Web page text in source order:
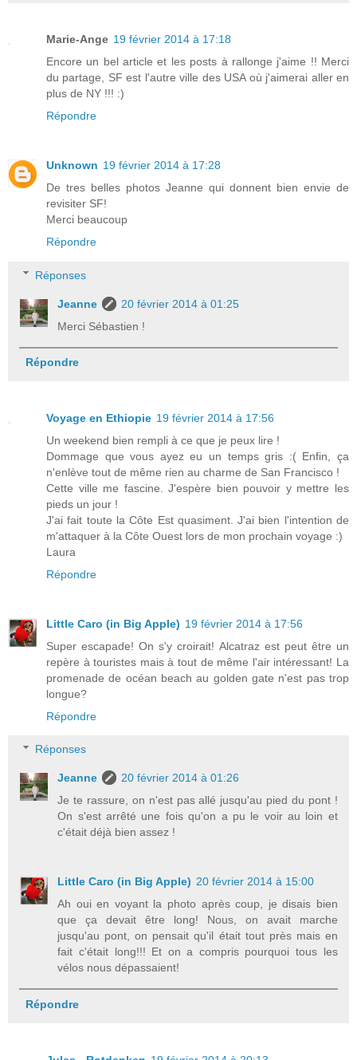
Marie-Ange 19 février 2014 à 17:18
Encore un bel article et les posts à rallonge j'aime !! Merci
du partage, SF est l'autre ville des USA où j'aimerai aller en
plus de NY !!! :)
Répondre
Unknown 19 février 2014 à 17:28
De tres belles photos Jeanne qui donnent bien envie de
revisiter SF!
Merci beaucoup
Répondre
Réponses
Jeanne
20 février 2014 à 01:25
Merci Sébastien !
Répondre
Voyage en Ethiopie 19 février 2014 à 17:56
Un weekend bien rempli à ce que je peux lire !
Dommage que vous ayez eu un temps gris :( Enfin, ça
n'enlève tout de même rien au charme de San Francisco !
Cette ville me fascine. J'espère bien pouvoir y mettre les
pieds un jour !
J'ai fait toute la Côte Est quasiment. J'ai bien l'intention de
m'attaquer à la Côte Ouest lors de mon prochain voyage :)
Laura
Répondre
Little Caro (in Big Apple) 19 février 2014 à 17:56
Super escapade! On s'y croirait! Alcatraz est peut être un
repère à touristes mais à tout de même l'air intéressant! La
promenade de océan beach au golden gate n'est pas trop
longue?
Répondre
Réponses
Jeanne
20 février 2014 à 01:26
Je te rassure, on n'est pas allé jusqu'au pied du pont !
On s'est arrêté une fois qu'on a pu le voir au loin et
c'était déjà bien assez !
Little Caro (in Big Apple) 20 février 2014 à 15:00
Ah oui en voyant la photo après coup, je disais bien
que ça devait être long! Nous, on avait marche
jusqu'au pont, on pensait qu'il était tout près mais en
fait c'était long!!! Et on a compris pourquoi tous les
vélos nous dépassaient!
Répondre